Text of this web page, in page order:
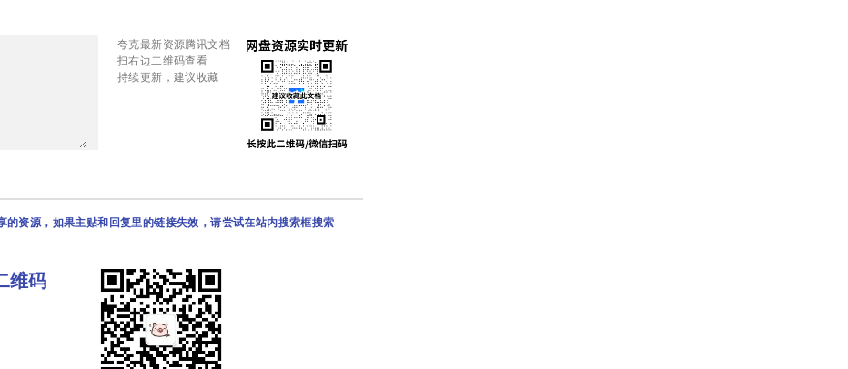
夸克最新资源腾讯文档
扫右边二维码查看
持续更新，建议收藏
的资源，如果主贴和回复里的链接失效，请尝试在站内搜索框搜索
维码